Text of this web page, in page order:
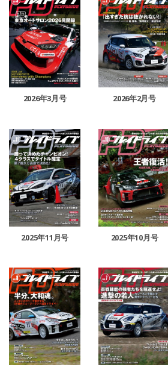
2026年3月号 2026年2月号
2025年11月号 2025年10月号